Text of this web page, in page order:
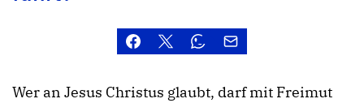
Wer an Jesus Christus glaubt, darf mit Freimut